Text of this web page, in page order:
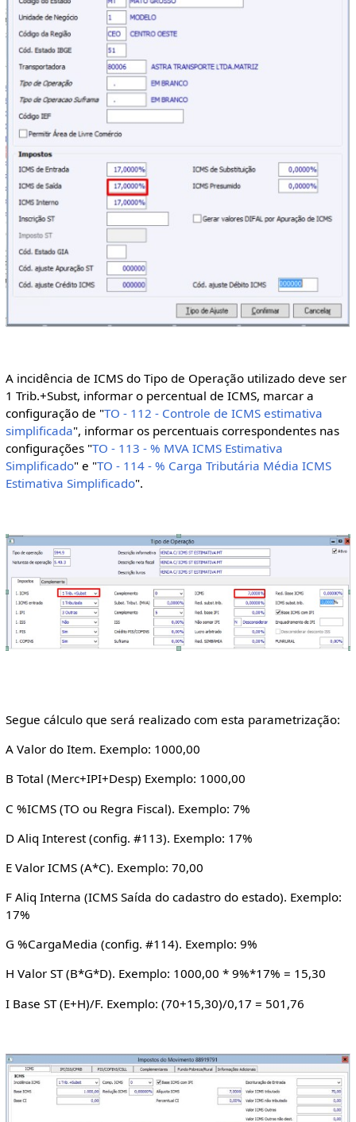
A incidência de ICMS do Tipo de Operação utilizado deve ser
1 Trib.+Subst, informar o percentual de ICMS, marcar a
configuração de "TO - 112 - Controle de ICMS estimativa
simplificada", informar os percentuais correspondentes nas
configurações "TO - 113 - % MVA ICMS Estimativa
Simplificado" e "TO - 114 - % Carga Tributária Média ICMS
Estimativa Simplificado".
Segue cálculo que será realizado com esta parametrização:
A Valor do Item. Exemplo: 1000,00
B Total (Merc+IPI+Desp) Exemplo: 1000,00
C %ICMS (TO ou Regra Fiscal). Exemplo: 7%
D Aliq Interest (config. #113). Exemplo: 17%
E Valor ICMS (A*C). Exemplo: 70,00
F Aliq Interna (ICMS Saída do cadastro do estado). Exemplo:
17%
G %CargaMedia (config. #114). Exemplo: 9%
H Valor ST (B*G*D). Exemplo: 1000,00 * 9%*17% = 15,30
I Base ST (E+H)/F. Exemplo: (70+15,30)/0,17 = 501,76